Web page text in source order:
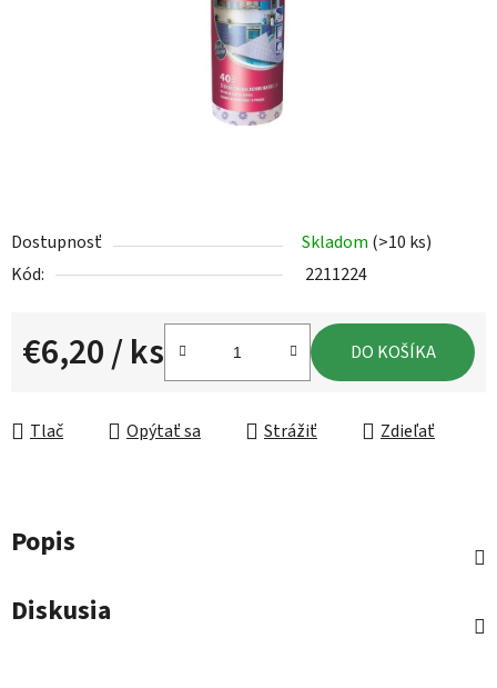
Dostupnosť Skladom (>10 ks)
Kód:
2211224
€6,20/ ks DO KOŠÍKA
Tlač Opýtať sa Strážiť Zdieľať
Popis
Diskusia